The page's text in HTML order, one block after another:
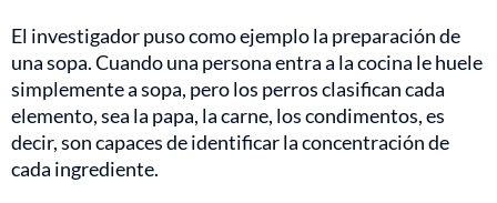
El investigador puso como ejemplo la preparación de
una sopa. Cuando una persona entra a la cocina le huele
simplemente a sopa, pero los perros clasifican cada
elemento, sea la papa, la carne, los condimentos, es
decir, son capaces de identificar la concentración de
cada ingrediente.